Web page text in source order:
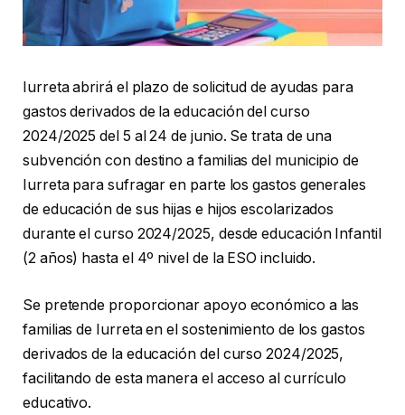
Iurreta abrirá el plazo de solicitud de ayudas para
gastos derivados de la educación del curso
2024/2025 del 5 al 24 de junio. Se trata de una
subvención con destino a familias del municipio de
Iurreta para sufragar en parte los gastos generales
de educación de sus hijas e hijos escolarizados
durante el curso 2024/2025, desde educación Infantil
(2 años) hasta el 4º nivel de la ESO incluido.
Se pretende proporcionar apoyo económico a las
familias de Iurreta en el sostenimiento de los gastos
derivados de la educación del curso 2024/2025,
facilitando de esta manera el acceso al currículo
educativo.